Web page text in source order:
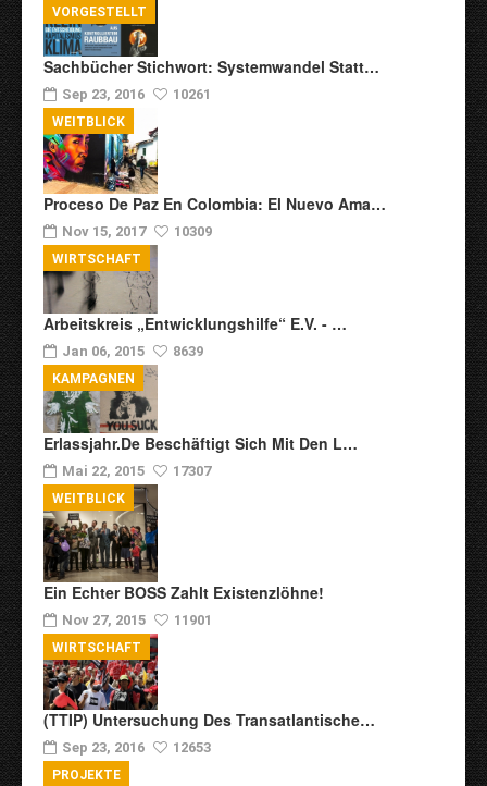
Sachbücher Stichwort: Systemwandel Statt…
Sep 23, 2016 10261
VORGESTELLT
Proceso De Paz En Colombia: El Nuevo Ama…
Nov 15, 2017 10309
WEITBLICK
Arbeitskreis „Entwicklungshilfe“ E.V. - …
Jan 06, 2015 8639
WIRTSCHAFT
Erlassjahr.de Beschäftigt Sich Mit Den L…
Mai 22, 2015 17307
KAMPAGNEN
Ein Echter BOSS Zahlt Existenzlöhne!
Nov 27, 2015 11901
WEITBLICK
(TTIP) Untersuchung Des Transatlantische…
Sep 23, 2016 12653
WIRTSCHAFT
PROJEKTE